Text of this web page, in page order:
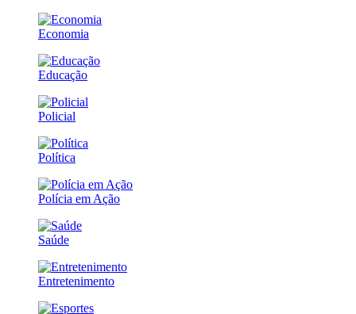
Economia
Educação
Policial
Política
Polícia em Ação
Saúde
Entretenimento